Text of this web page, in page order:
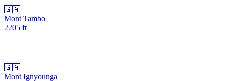
🇬🇦
Mont Tambo
2205 ft
🇬🇦
Mont Ignyounga